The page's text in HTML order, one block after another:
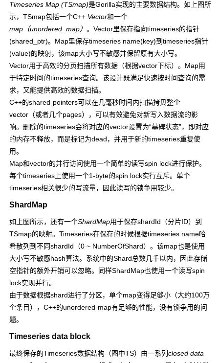
Timeseries Map (TSmap)是Gorilla实现的主要数据结构。如上图所
示，TSmap包括一个C++ Vector和一个
map（unordered_map） 。Vector里保存指向timeseries的指针
(shared_ptr)。Map里保存timeseries name(key)到timeseries指针
(value)的映射，该map大小写不敏感并保留原有大小写。
Vector用于高效的分页扫描所有数据（根据vector下标）。Map用
于特定时间的timeseries查询。该设计既满足快速按时间查询的需
求，又能提供高效的数据扫描。
C++的shared-pointers可以在几毫秒时间内扫描拷贝整个
vector（或者几个pages），可以有效避免对新写入数据流的影
响。删除的timeseries会将对应的vector设置为“墓碑状态”，即对应
的内存不释放，而是标记为dead，并用于新的timeseries重复使
用。
Map和vector的并行访问使用一个简单的读写spin lock进行保护。
每个timeseries上使用一个1-byte的spin lock实行互斥。单个
timeseries相关很少的写流量，因此读写的锁争用较少。
ShardMap
如上图所示，还有一个ShardMap用于保存shardId（分片ID）到
TSmap的映射。Timeseries在保存的时候根据timeseries name哈
希散列到不同shardId（0 ~ NumberOfShard）。该map也是使用
大小写不敏感hash算法。系统中的Shard总数几千以内，因此存储
空指针的额外开销可以忽略。同样ShardMap也使用一个读写spin
lock实现并行。
由于数据根据shard进行了分区，单个map变得足够小（大约100万
个条目），C++的unordered-map有足够的性能，没有锁争用的问
题。
Timeseries data block
最终保存的Timeseries数据结构（图中TS）由一系列 closed data